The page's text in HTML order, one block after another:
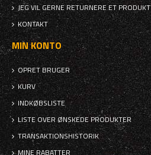
JEG VIL GERNE RETURNERE ET PRODUKT
KONTAKT
MIN KONTO
OPRET BRUGER
KURV
INDKØBSLISTE
LISTE OVER ØNSKEDE PRODUKTER
TRANSAKTIONSHISTORIK
MINE RABATTER